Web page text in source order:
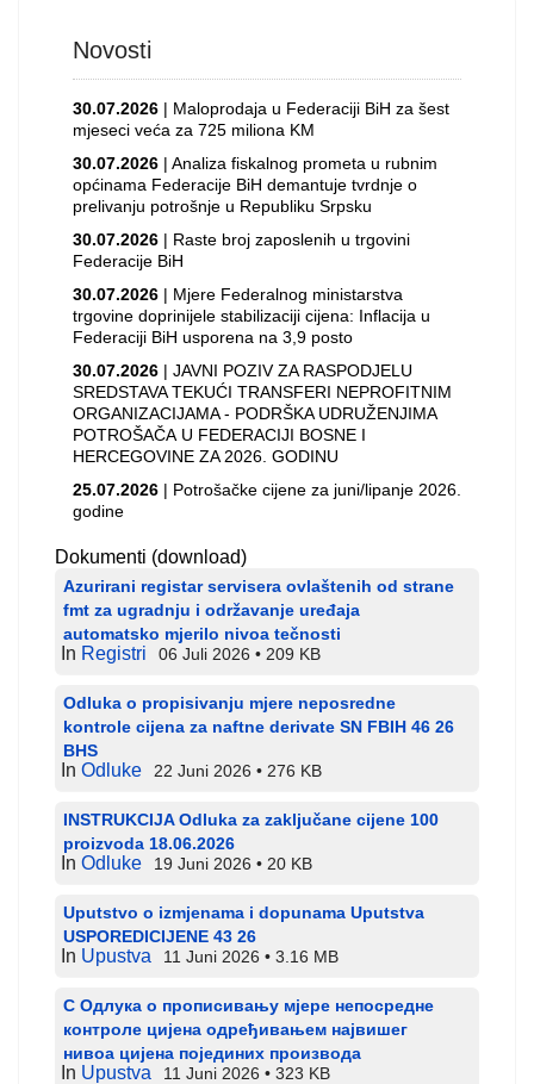
Novosti
30.07.2026 | Maloprodaja u Federaciji BiH za šest
mjeseci veća za 725 miliona KM
30.07.2026 | Analiza fiskalnog prometa u rubnim
općinama Federacije BiH demantuje tvrdnje o
prelivanju potrošnje u Republiku Srpsku
30.07.2026 | Raste broj zaposlenih u trgovini
Federacije BiH
30.07.2026 | Mjere Federalnog ministarstva
trgovine doprinijele stabilizaciji cijena: Inflacija u
Federaciji BiH usporena na 3,9 posto
30.07.2026 | JAVNI POZIV ZA RASPODJELU
SREDSTAVA TEKUĆI TRANSFERI NEPROFITNIM
ORGANIZACIJAMA - PODRŠKA UDRUŽENJIMA
POTROŠAČA U FEDERACIJI BOSNE I
HERCEGOVINE ZA 2026. GODINU
25.07.2026 | Potrošačke cijene za juni/lipanje 2026.
godine
Dokumenti (download)
Azurirani registar servisera ovlaštenih od strane
fmt za ugradnju i održavanje uređaja
automatsko mjerilo nivoa tečnosti
In Registri 06 Juli 2026 209 KB
Odluka o propisivanju mjere neposredne
kontrole cijena za naftne derivate SN FBIH 46 26
BHS
In Odluke 22 Juni 2026 276 KB
INSTRUKCIJA Odluka za zaključane cijene 100
proizvoda 18.06.2026
In Odluke 19 Juni 2026 20 KB
Uputstvo o izmjenama i dopunama Uputstva
USPOREDICIJENE 43 26
In Upustva 11 Juni 2026 3.16 MB
С Одлука о прописивању мјере непосредне
контроле цијена одређивањем највишег
нивоа цијена појединих производа
In Upustva 11 Juni 2026 323 KB